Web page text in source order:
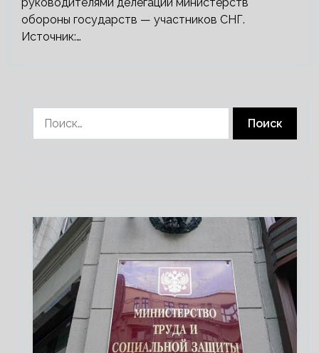
обороны государств — участников СНГ.
Источник:…